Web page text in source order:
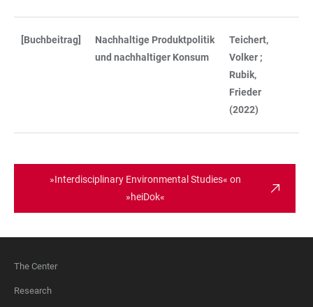
[Buchbeitrag]
Nachhaltige Produktpolitik
und nachhaltiger Konsum
Teichert,
Volker ;
Rubik,
Frieder
(2022)
»Interdisciplinary Environmental Studies« on
»heiDok«
FOOTER
The Center
Research